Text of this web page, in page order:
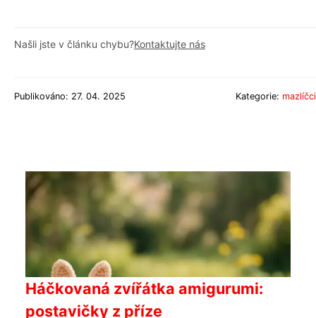
Našli jste v článku chybu?Kontaktujte nás
Publikováno: 27. 04. 2025 Kategorie: mazlíčci
Háčkovaná zvířátka amigurumi:
postavičky z příze